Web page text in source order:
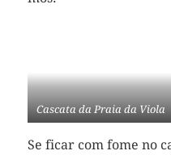
Cascata da Praia da Viola
Se ficar com fome no